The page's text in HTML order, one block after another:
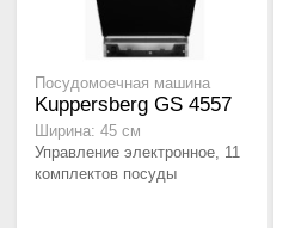
Посудомоечная машина
Kuppersberg GS 4557
Ширина: 45 см
Управление электронное, 11
комплектов посуды